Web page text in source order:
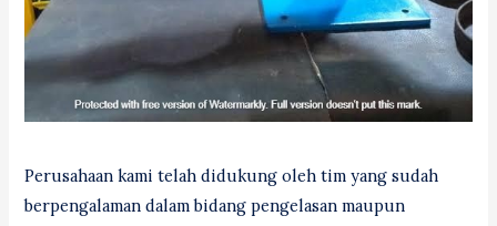
Perusahaan kami telah didukung oleh tim yang sudah
berpengalaman dalam bidang pengelasan maupun